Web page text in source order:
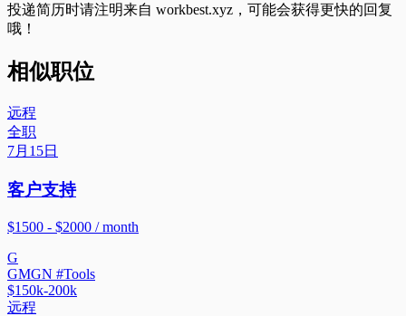
投递简历时请注明来自 workbest.xyz ，可能会获得更快的回复
哦！
相似职位
远程
全职
7月15日
客户支持
$1500 - $2000 / month
G
GMGN #Tools
$150k-200k
远程